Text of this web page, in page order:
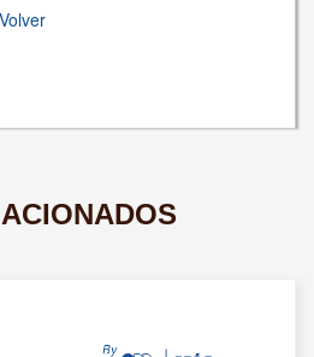
Volver